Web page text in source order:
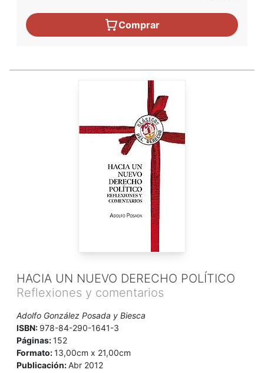
Comprar
HACIA UN NUEVO DERECHO POLÍTICO
Reflexiones y comentarios
Adolfo González Posada y Biesca
ISBN: 978-84-290-1641-3
Páginas:152
Formato:13,00cm x 21,00cm
Publicación:Abr 2012